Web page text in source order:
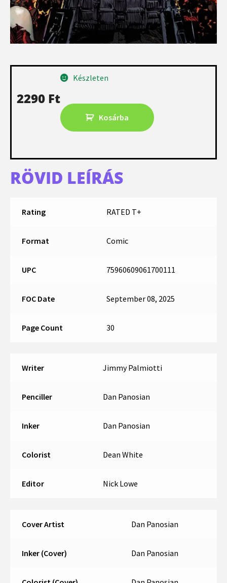
2290 Ft
Készleten
Kosárba
RÖVID LEÍRÁS
Rating RATED T+
Format Comic
UPC 75960609061700111
FOC Date September 08, 2025
Page Count 30
Writer Jimmy Palmiotti
Penciller Dan Panosian
Inker Dan Panosian
Colorist Dean White
Editor Nick Lowe
Cover Artist Dan Panosian
Inker (Cover) Dan Panosian